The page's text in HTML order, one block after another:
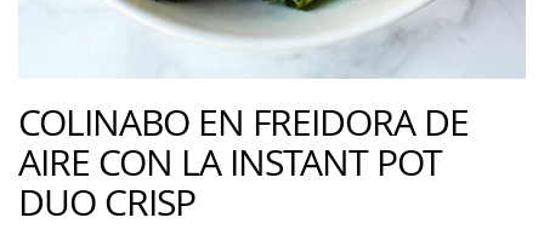
COLINABO EN FREIDORA DE
AIRE CON LA INSTANT POT
DUO CRISP